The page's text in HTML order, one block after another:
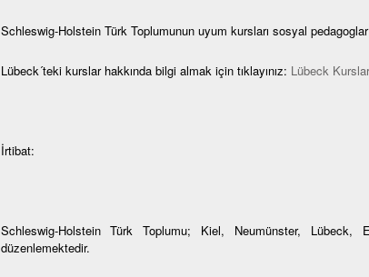
Schleswig-Holstein Türk Toplumunun uyum kursları sosyal
Lübeck´teki kurslar hakkında bilgi almak için tıklayınız: Lübeck
İrtibat:
Schleswig-Holstein Türk Toplumu; Kiel, Neumünster, Lübeck,
düzenlemektedir.